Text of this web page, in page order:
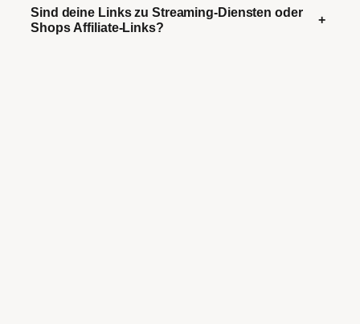
Sind deine Links zu Streaming-Diensten oder
Shops Affiliate-Links?
+